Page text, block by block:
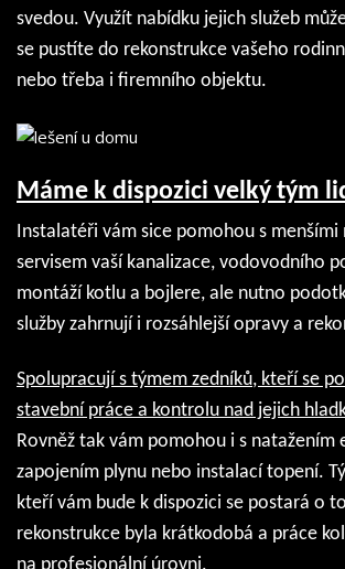
svedou. Využít nabídku jejich služeb
se pustíte do rekonstrukce vašeho
nebo třeba i firemního objektu.
Máme k dispozici velký tým
Instalatéři vám sice pomohou s menšími
servisem vaší kanalizace, vodovodního
montáží kotlu a bojlere, ale nutno
služby zahrnují i rozsáhlejší opravy a
Spolupracují s týmem zedníků, kteří se
stavební práce a kontrolu nad jejich
Rovněž tak vám pomohou i s natažením
zapojením plynu nebo instalací topení.
kteří vám bude k dispozici se postará o
rekonstrukce byla krátkodobá a práce